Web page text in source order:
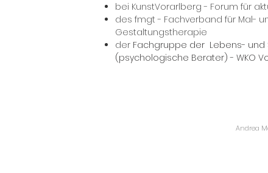
bei KunstVorarlberg - Forum für
desfmgt - Fachverband für Mal-
Gestaltungstherapie
der Fachgruppe der Lebens- und
(psychologische Berater) - WKO
Andrea